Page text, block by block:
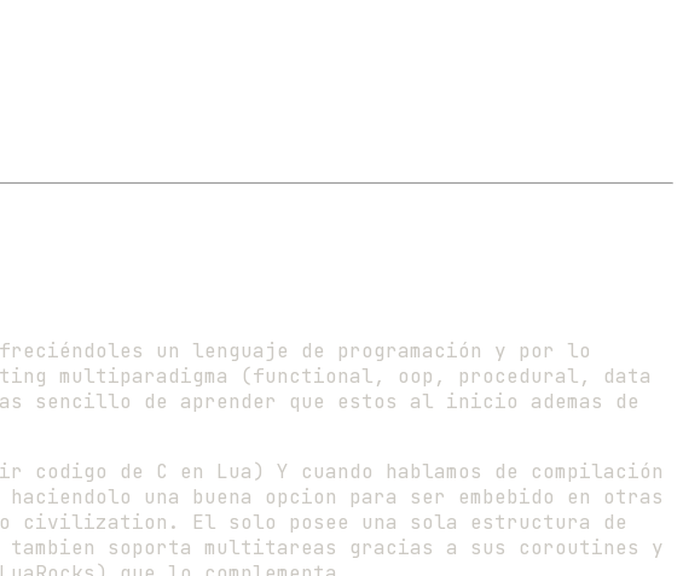
un lenguaje de programación y por lo
multiparadigma (functional, oop, procedural, data
sencillo de aprender que estos al inicio ademas de
de C en Lua) Y cuando hablamos de compilación
una buena opcion para ser embebido en otras
o civilization. El solo posee una sola estructura de
soporta multitareas gracias a sus coroutines y